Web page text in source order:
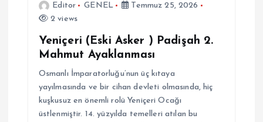
Editor GENEL
Temmuz 25, 2026
2 views
Yeniçeri (Eski Asker ) Padişah 2.
Mahmut Ayaklanması
Osmanlı İmparatorluğu’nun üç kıtaya
yayılmasında ve bir cihan devleti olmasında, hiç
kuşkusuz en önemli rolü Yeniçeri Ocağı
üstlenmiştir. 14. yüzyılda temelleri atılan bu